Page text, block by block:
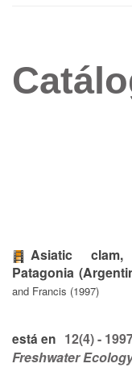
Asiatic clam,
Patagonia
and Francis (1997)
está en 12(4) -
Freshwater